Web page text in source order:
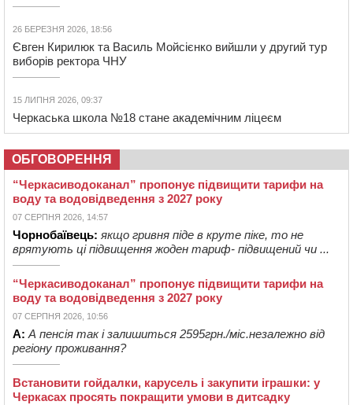
26 БЕРЕЗНЯ 2026, 18:56
Євген Кирилюк та Василь Мойсієнко вийшли у другий тур
виборів ректора ЧНУ
15 ЛИПНЯ 2026, 09:37
Черкаська школа №18 стане академічним ліцеєм
ОБГОВОРЕННЯ
“Черкасиводоканал” пропонує підвищити тарифи на
воду та водовідведення з 2027 року
07 СЕРПНЯ 2026, 14:57
Чорнобаївець: якщо гривня піде в круте піке, то не
врятують ці підвищення жоден тариф- підвищений чи ...
“Черкасиводоканал” пропонує підвищити тарифи на
воду та водовідведення з 2027 року
07 СЕРПНЯ 2026, 10:56
А: А пенсія так і залишиться 2595грн./міс.незалежно від
регіону проживання?
Встановити гойдалки, карусель і закупити іграшки: у
Черкасах просять покращити умови в дитсадку